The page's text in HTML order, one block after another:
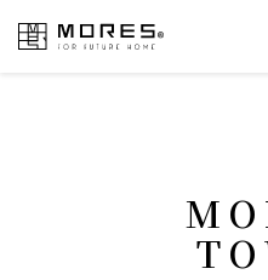
MORES